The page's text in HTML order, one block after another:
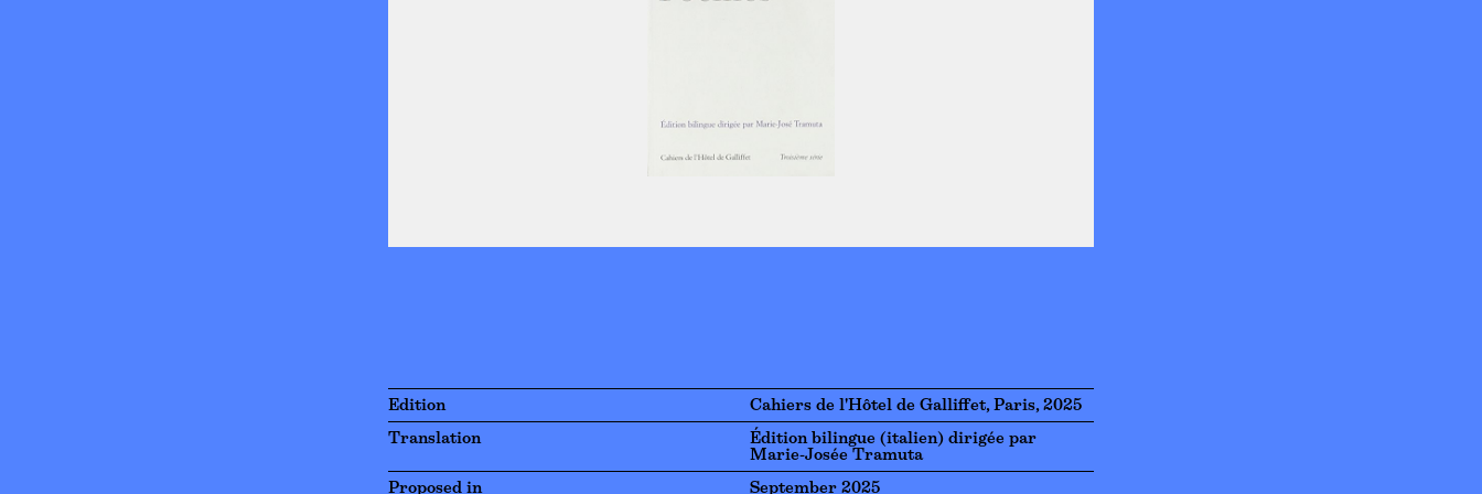
Edition Cahiers de l'Hôtel de Galliffet, Paris, 2025
Translation
Édition bilingue (italien) dirigée par
Marie-Josée Tramuta
Proposed in September 2025